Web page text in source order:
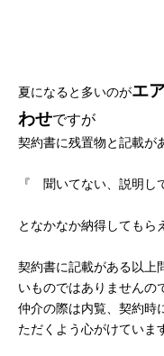
夏になると多いのがエ
わせですが
契約書に残置物と記載が
『 聞いてない、説明し
となかなか納得してもら
契約書に記載がある以上
いものではありませんの
仲介の際は内覧、契約時
ただくよう心がけていま